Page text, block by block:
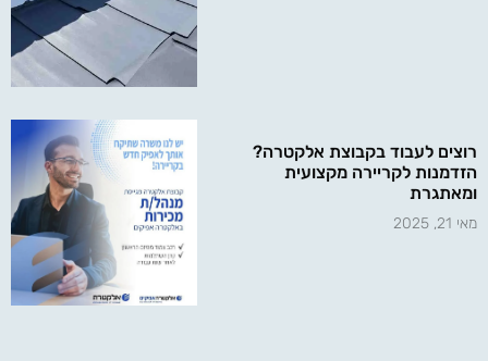
רוצים לעבוד בקבוצת אלקטרה?
הזדמנות לקריירה מקצועית
ומאתגרת
מאי 21, 2025